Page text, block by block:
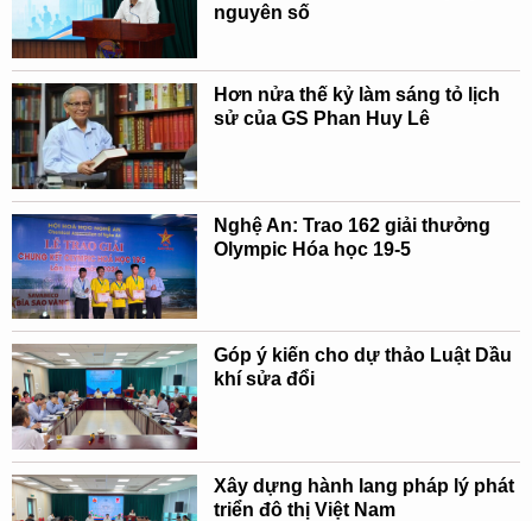
nguyên số
Hơn nửa thế kỷ làm sáng tỏ lịch
sử của GS Phan Huy Lê
Nghệ An: Trao 162 giải thưởng
Olympic Hóa học 19-5
Góp ý kiến cho dự thảo Luật Dầu
khí sửa đổi
Xây dựng hành lang pháp lý phát
triển đô thị Việt Nam